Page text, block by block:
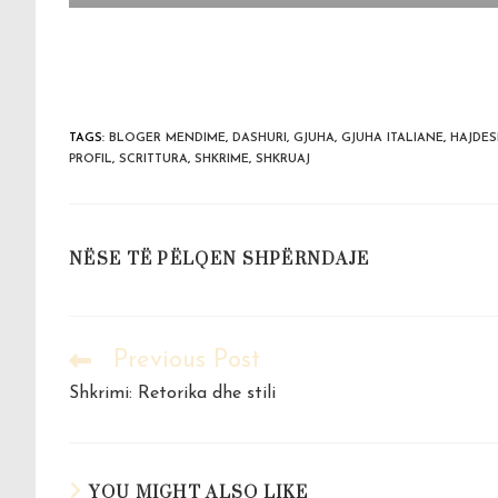
TAGS: BLOGER MENDIME, DASHURI , GJUHA, GJUHA ITALIANE,
PROFIL, SCRITTURA, SHKRIME, SHKRUAJ
NËSE TË PËLQEN SHPËRNDAJE
Read
more
articles
Previous Post
Shkrimi: Retorika dhe stili
YOU MIGHT ALSO LIKE